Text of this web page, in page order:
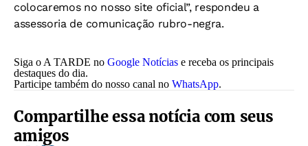
colocaremos no nosso site oficial”, respondeu a
assessoria de comunicação rubro-negra.
Siga o A TARDE no Google Notícias e receba os principais
destaques do dia.
Participe também do nosso canal no WhatsApp.
Compartilhe essa notícia com seus
amigos